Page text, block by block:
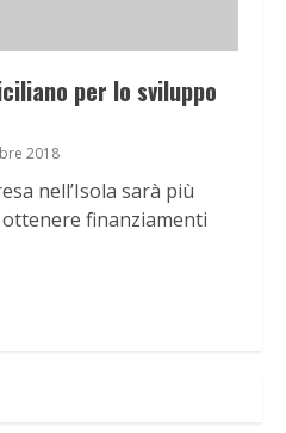
per lo sviluppo
2018
nell’Isola sarà più
finanziamenti